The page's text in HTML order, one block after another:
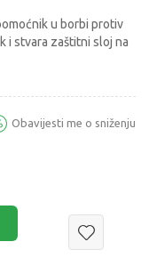
u borbi protiv
i stvara zaštitni sloj na
Obavijesti me o sniženju